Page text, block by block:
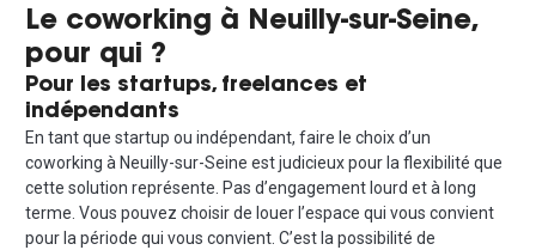
Le coworking à Neuilly-sur-Seine,
pour qui ?
Pour les startups, freelances et
indépendants
En tant que startup ou indépendant, faire le choix d’un
coworking à Neuilly-sur-Seine est judicieux pour la flexibilité que
cette solution représente. Pas d’engagement lourd et à long
terme. Vous pouvez choisir de louer l’espace qui vous convient
pour la période qui vous convient. C’est la possibilité de